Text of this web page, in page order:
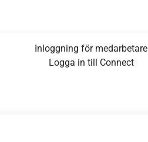
Inloggning för medarbetare
Logga in till Connect